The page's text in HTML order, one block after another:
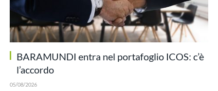
BARAMUNDI entra nel portafoglio ICOS: c’è
l’accordo
05/08/2026